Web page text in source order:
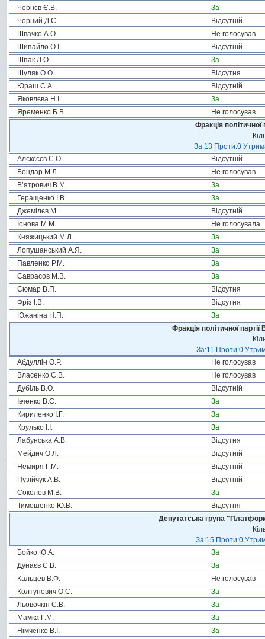
Чернєв Є.В.
За
Чорний Д.С.
Відсутній
Швачко А.О.
Не голосував
Шипайло О.І.
Відсутній
Шпак Л.О.
За
Шуляк О.О.
Відсутня
Юраш С.А.
Відсутній
Яковлєва Н.І.
За
Яременко Б.В.
Не голосував
Фракція
За:13 Проти:0
Алєксєєв С.О.
Відсутній
Бондар М.Л.
Не голосував
В’ятрович В.М.
За
Геращенко І.В.
За
Джемілєв М. .
Відсутній
Іонова М.М.
Не голосувала
Княжицький М.Л.
За
Лопушанський А.Я.
За
Павленко Р.М.
За
Саврасов М.В.
За
Сюмар В.П.
Відсутня
Фріз І.В.
Відсутня
Южаніна Н.П.
За
Фракція політичної
За:11 Проти:0
Абдуллін О.Р.
Не голосував
Власенко С.В.
Не голосував
Дубіль В.О.
Відсутній
Івченко В.Є.
За
Кириленко І.Г.
За
Крулько І.І.
За
Лабунська А.В.
Відсутня
Мейдич О.Л.
Відсутній
Немиря Г.М.
Відсутній
Пузійчук А.В.
Відсутній
Соколов М.В.
За
Тимошенко Ю.В.
Відсутня
Депутатська група
За:15 Проти:0
Бойко Ю.А.
За
Дунаєв С.В.
За
Кальцев В.Ф.
Не голосував
Колтунович О.С.
За
Льовочкін С.В.
За
Мамка Г.М.
За
Німченко В.І.
За